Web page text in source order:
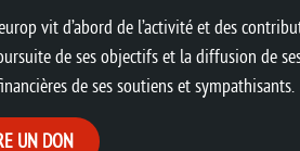
vit d’abord de l’activité et des
de ses objectifs et la diffusion de
de ses soutiens et sympathisants.
UN DON